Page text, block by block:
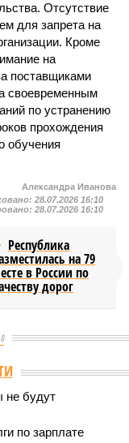
Отсутствие
для запрета на
Кроме
на
поставщиками
своевременным
по устранению
прохождения
обучения
Александра Иванова
28.07.2026 16:10
28.07.2026 16:10
Республика
на 79
в России по
дорог
0
мастеров